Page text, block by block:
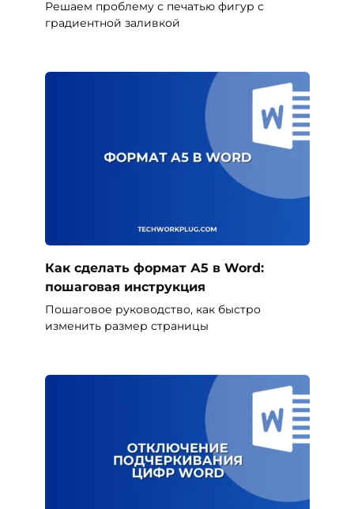
Решаем проблему с печатью фигур с
градиентной заливкой
Как сделать формат А5 в Word:
пошаговая инструкция
Пошаговое руководство, как быстро
изменить размер страницы